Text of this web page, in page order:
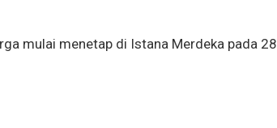
mulai menetap di Istana Merdeka pada 28